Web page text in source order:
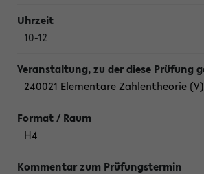
10-12
240021 Elementare Zahlentheorie (V)
H4